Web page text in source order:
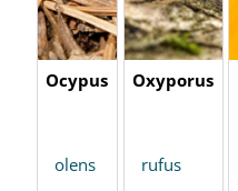
Ocypus
olens
Oxyporus
rufus